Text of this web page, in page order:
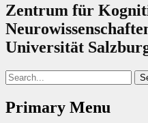
Zentrum für
Universität
Search
for:
Primary Menu